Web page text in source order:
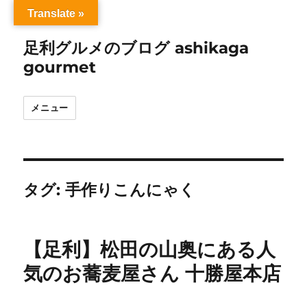
足利グルメのブログ ashikaga
gourmet
メニュー
タグ:手作りこんにゃく
【足利】松田の山奥にある人
気のお蕎麦屋さん 十勝屋本店
Translate »